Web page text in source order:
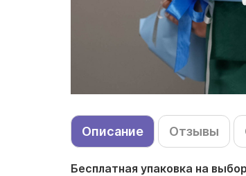
Описание Отзывы
Бесплатная упаковка на выбор